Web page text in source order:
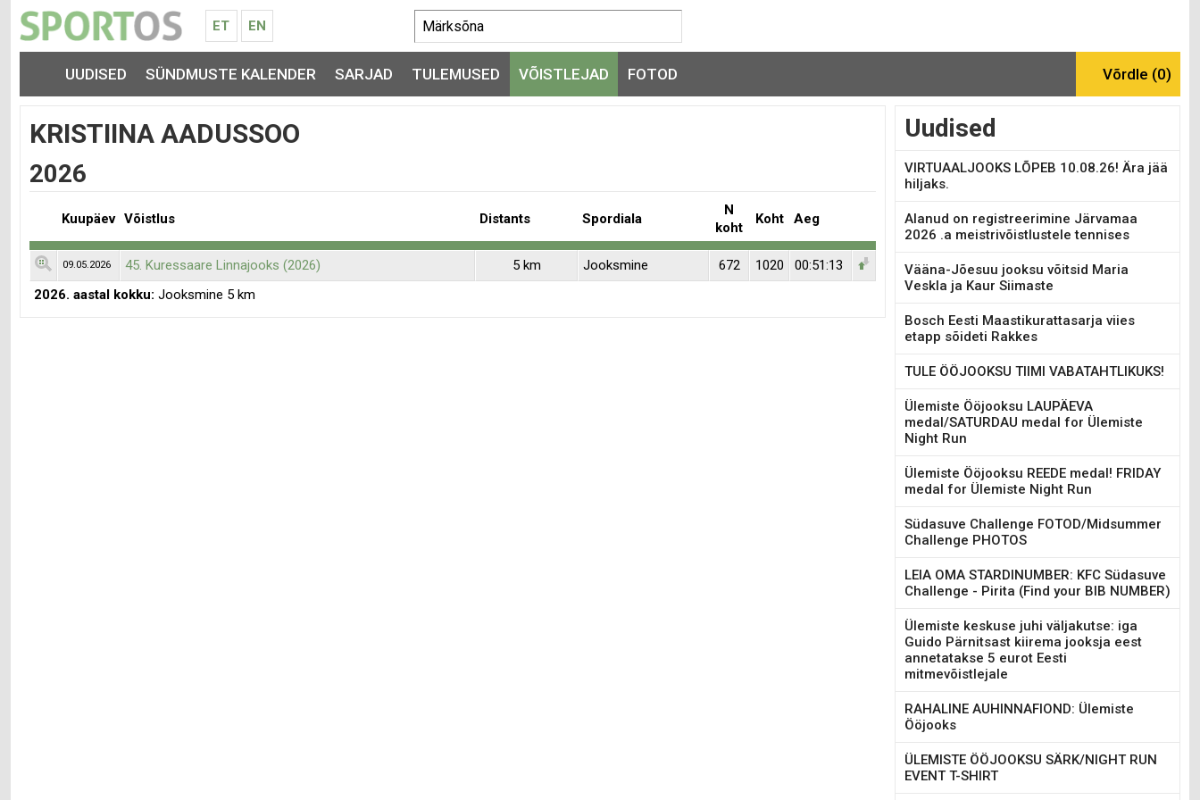
ET EN
UUDISED SÜNDMUSTE KALENDER SARJAD TULEMUSED VÕISTLEJAD FOTOD
KRISTIINA AADUSSOO
2026
Kuupäev Võistlus Distants Spordiala
N
koht
Koht Aeg
09.05.2026 45. Kuressaare Linnajooks (2026) 5 km Jooksmine 672 1020
00:51:13
2026. aastal kokku: Jooksmine 5 km
Uudised
VIRTUAALJOOKS LÕPEB 10.08.26! Ära jää
hiljaks.
Alanud on registreerimine Järvamaa
2026 .a meistrivõistlustele tennises
Vääna-Jõesuu jooksu võitsid Maria
Veskla ja Kaur Siimaste
Bosch Eesti Maastikurattasarja viies
etapp sõideti Rakkes
TULE ÖÖJOOKSU TIIMI VABATAHTLIKUKS!
Ülemiste Ööjooksu LAUPÄEVA
medal/SATURDAU medal for Ülemiste
Night Run
Ülemiste Ööjooksu REEDE medal! FRIDAY
medal for Ülemiste Night Run
Südasuve Challenge FOTOD/Midsummer
Challenge PHOTOS
LEIA OMA STARDINUMBER: KFC Südasuve
Challenge - Pirita (Find your BIB NUMBER)
Ülemiste keskuse juhi väljakutse: iga
Guido Pärnitsast kiirema jooksja eest
annetatakse 5 eurot Eesti
mitmevõistlejale
RAHALINE AUHINNAFIOND: Ülemiste
Ööjooks
ÜLEMISTE ÖÖJOOKSU SÄRK/NIGHT RUN
EVENT T-SHIRT